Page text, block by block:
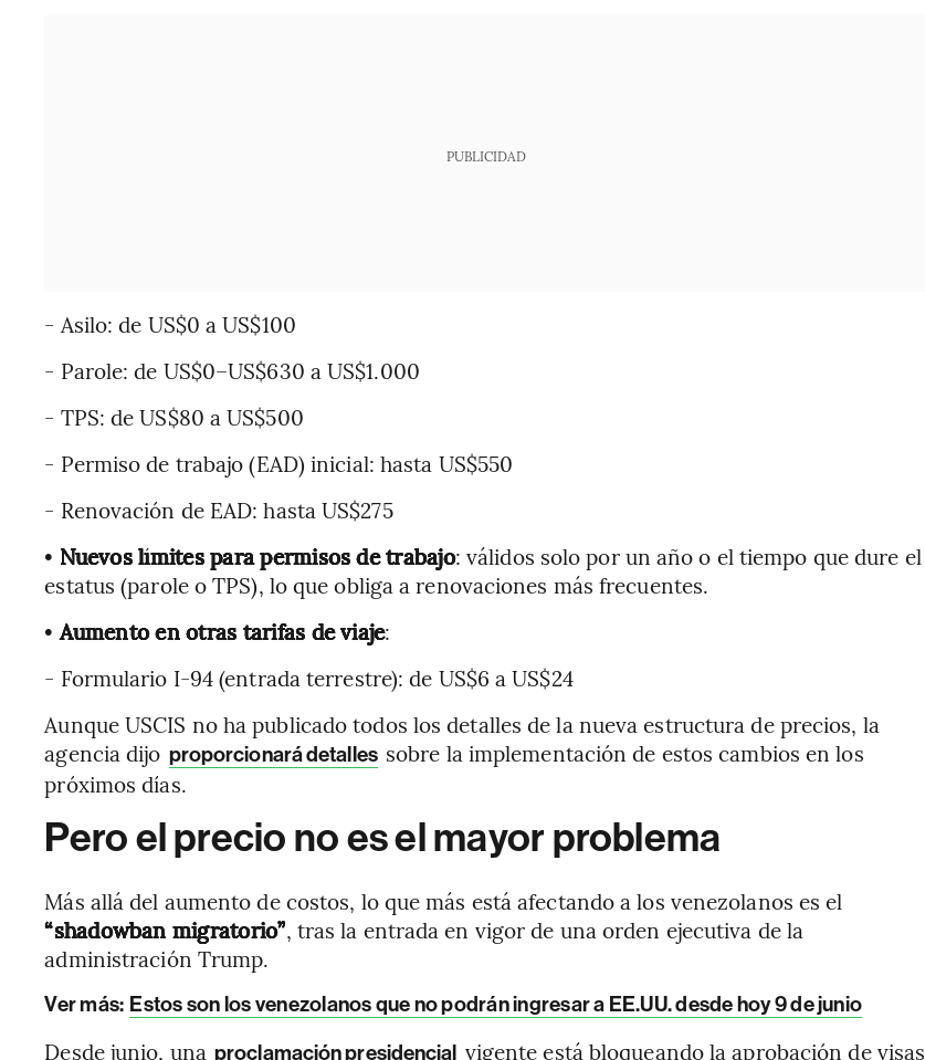
PUBLICIDAD
- Asilo: de US$0 a US$100
- Parole: de US$0–US$630 a US$1.000
- TPS: de US$80 a US$500
- Permiso de trabajo (EAD) inicial: hasta US$550
- Renovación de EAD: hasta US$275
• Nuevos límites para permisos de trabajo: válidos solo por un año o el tiempo que dure el
estatus (parole o TPS), lo que obliga a renovaciones más frecuentes.
•Aumento en otras tarifas de viaje:
- Formulario I-94 (entrada terrestre): de US$6 a US$24
Aunque USCIS no ha publicado todos los detalles de la nueva estructura de precios, la
agencia dijo proporcionará detalles sobre la implementación de estos cambios en los
próximos días.
Pero el precio no es el mayor problema
Más allá del aumento de costos, lo que más está afectando a los venezolanos es el
“shadowban migratorio”, tras la entrada en vigor de una orden ejecutiva de la
administración Trump.
Ver más: Estos son los venezolanos que no podrán ingresar a EE.UU. desde hoy 9 de junio
Desde junio, una proclamación presidencial vigente está bloqueando la aprobación de visas